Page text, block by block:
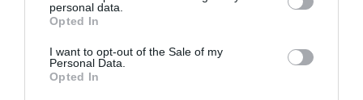
grant or deny consent to Google and its third-party tags to
use your data for below specified purposes in below Google
consent section.
personal data.
Opted In
I want to opt-out of the Sale of my
Personal Data.
Opted In